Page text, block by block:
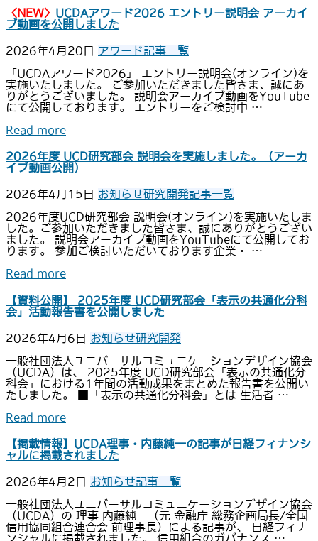
〈NEW〉 UCDAアワード2026 エントリー説明会 アーカイ
ブ動画を公開しました
2026年4月20日 アワード記事一覧
「UCDAアワード2026」 エントリー説明会(オンライン)を
実施いたしました。 ご参加いただきました皆さま、誠にあ
りがとうございました。 説明会アーカイブ動画をYouTube
にて公開しております。 エントリーをご検討中 …
Read more
2026年度 UCD研究部会 説明会を実施しました。（アーカ
イブ動画公開）
2026年4月15日 お知らせ研究開発記事一覧
2026年度UCD研究部会 説明会(オンライン)を実施いたしま
した。ご参加いただきました皆さま、誠にありがとうござい
ました。 説明会アーカイブ動画をYouTubeにて公開してお
ります。 参加ご検討いただいております企業・ …
Read more
【資料公開】 2025年度 UCD研究部会「表示の共通化分科
会」活動報告書を公開しました
2026年4月6日 お知らせ研究開発
一般社団法人ユニバーサルコミュニケーションデザイン協会
（UCDA）は、 2025年度 UCD研究部会「表示の共通化分
科会」における1年間の活動成果をまとめた報告書を公開い
たしました。 ■「表示の共通化分科会」とは 生活者 …
Read more
【掲載情報】UCDA理事・内藤純一の記事が日経フィナンシ
ャルに掲載されました
2026年4月2日 お知らせ記事一覧
一般社団法人ユニバーサルコミュニケーションデザイン協会
（UCDA）の 理事 内藤純一（元 金融庁 総務企画局長/全国
信用協同組合連合会 前理事長）による記事が、 日経フィナ
ンシャルに掲載されました。 信用組合のガバナンス …